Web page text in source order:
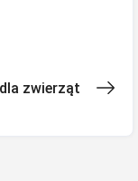
zwierząt